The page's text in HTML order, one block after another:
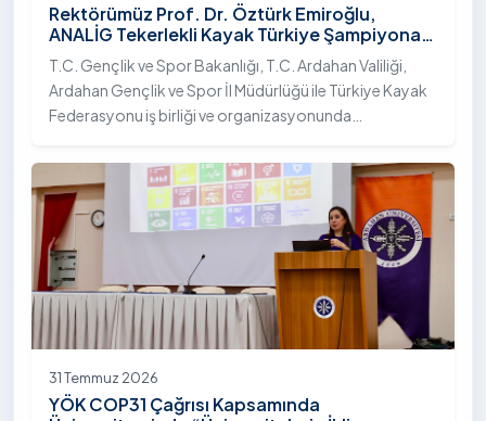
Rektörümüz Prof. Dr. Öztürk Emiroğlu,
ANALİG Tekerlekli Kayak Türkiye Şampiyonası
Ödül Töreni’ne Katıldı
T.C. Gençlik ve Spor Bakanlığı, T.C. Ardahan Valiliği,
Ardahan Gençlik ve Spor İl Müdürlüğü ile Türkiye Kayak
Federasyonu iş birliği ve organizasyonunda
Sezonu Tekerlekli Kayak Türkiye Şampiyonası, 30-31
Temmuz 2026 tarihlerinde Ardahan Üniversitesi Yenisey
Yerleşkesi ev sahipliğinde tamamlandı.
31 Temmuz 2026
YÖK COP31 Çağrısı Kapsamında